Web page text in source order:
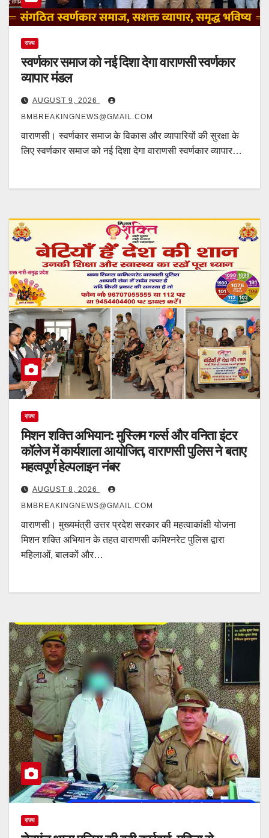
राज्य
स्वर्णकार समाज को नई दिशा देगा वाराणसी स्वर्णकार
व्यापार मंडल
AUGUST 9, 2026
BMBREAKINGNEWS@GMAIL.COM
वाराणसी। स्वर्णकार समाज के विकास और व्यापारियों की सुरक्षा के
लिए स्वर्णकार समाज को नई दिशा देगा वाराणसी स्वर्णकार व्यापार…
राज्य
मिशन शक्ति अभियान: मुस्लिम गर्ल्स और वनिता इंटर
कॉलेज में कार्यशाला आयोजित, वाराणसी पुलिस ने बताए
महत्वपूर्ण हेल्पलाइन नंबर
AUGUST 8, 2026
BMBREAKINGNEWS@GMAIL.COM
वाराणसी। मुख्यमंत्री उत्तर प्रदेश सरकार की महत्वाकांक्षी योजना
मिशन शक्ति अभियान के तहत वाराणसी कमिश्नरेट पुलिस द्वारा
महिलाओं, बालकों और…
राज्य